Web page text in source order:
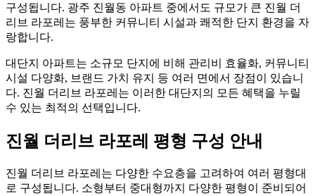
구성됩니다. 광주 진월동 아파트 중에서도 규모가 큰 진월 더
리브 라포레는 풍부한 커뮤니티 시설과 쾌적한 단지 환경을 자
랑합니다.
대단지 아파트는 소규모 단지에 비해 관리비 효율화, 커뮤니티
시설 다양화, 브랜드 가치 유지 등 여러 면에서 장점이 있습니
다. 진월 더리브 라포레는 이러한 대단지의 모든 혜택을 누릴
수 있는 최적의 선택입니다.
진월 더리브 라포레 평형 구성 안내
진월 더리브 라포레는 다양한 수요층을 고려하여 여러 평형대
로 구성됩니다. 소형부터 중대형까지 다양한 평형이 준비되어